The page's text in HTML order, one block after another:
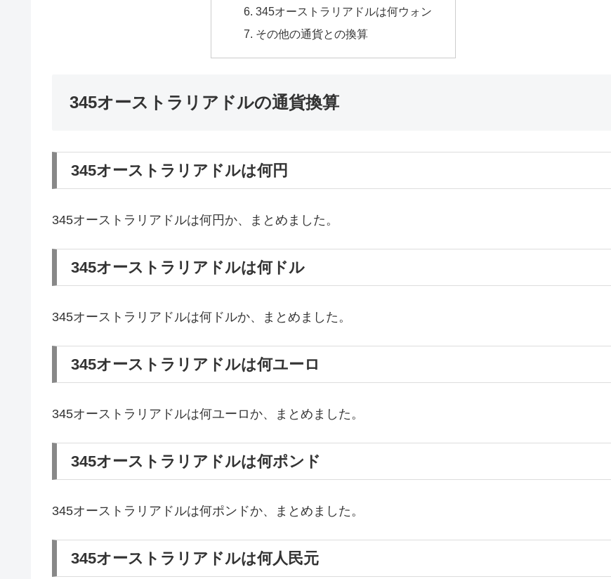
345オーストラリアドルは何ウォン
その他の通貨との換算
345オーストラリアドルの通貨換算
345オーストラリアドルは何円
345オーストラリアドルは何円か、まとめました。
345オーストラリアドルは何ドル
345オーストラリアドルは何ドルか、まとめました。
345オーストラリアドルは何ユーロ
345オーストラリアドルは何ユーロか、まとめました。
345オーストラリアドルは何ポンド
345オーストラリアドルは何ポンドか、まとめました。
345オーストラリアドルは何人民元